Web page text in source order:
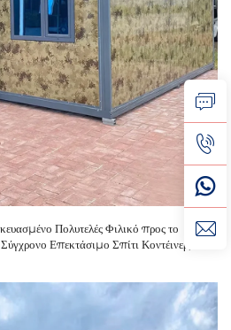
Πολυτελές Φιλικό προς το
Επεκτάσιμο Σπίτι Κοντέινερ,